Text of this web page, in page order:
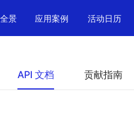
景 应用案例 活动日历
API 文档 贡献指南